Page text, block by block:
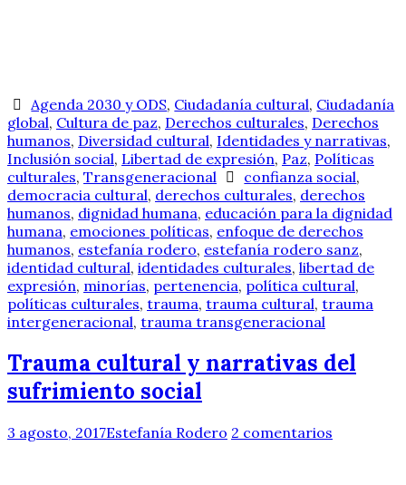
Agenda 2030 y ODS, Ciudadanía cultural, Ciudadanía
global, Cultura de paz, Derechos culturales, Derechos
humanos, Diversidad cultural, Identidades y narrativas,
Inclusión social, Libertad de expresión, Paz, Políticas
culturales, Transgeneracional confianza social,
democracia cultural, derechos culturales, derechos
humanos, dignidad humana, educación para la dignidad
humana, emociones políticas, enfoque de derechos
humanos, estefanía rodero, estefanía rodero sanz,
identidad cultural, identidades culturales, libertad de
expresión, minorías, pertenencia, política cultural,
políticas culturales, trauma, trauma cultural, trauma
intergeneracional, trauma transgeneracional
Trauma cultural y narrativas del
sufrimiento social
3 agosto, 2017Estefanía Rodero 2 comentarios